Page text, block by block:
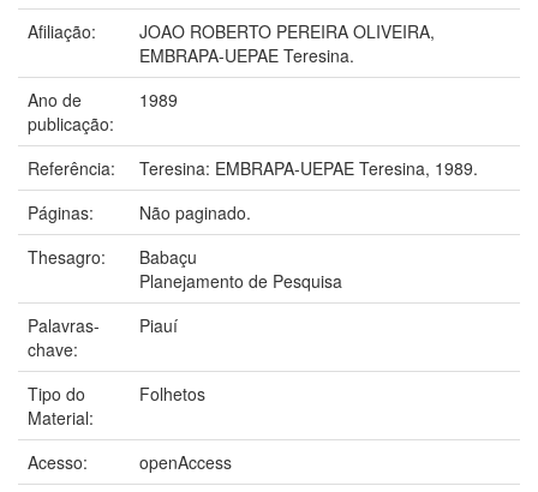
Afiliação:
JOAO ROBERTO PEREIRA OLIVEIRA,
EMBRAPA-UEPAE Teresina.
Ano de
publicação:
1989
Referência:
Teresina: EMBRAPA-UEPAE Teresina, 1989.
Páginas:
Não paginado.
Thesagro:
Babaçu
Planejamento de Pesquisa
Palavras-
chave:
Piauí
Tipo do
Material:
Folhetos
Acesso:
openAccess